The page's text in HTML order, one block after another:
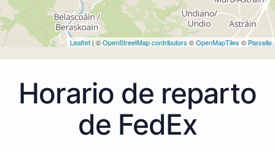
Leaflet | ©OpenStreetMap contributors ©OpenMapTiles © Parcello
Horario de reparto
de FedEx